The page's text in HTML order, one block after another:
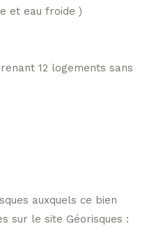
et eau froide )
12 logements sans
auxquels ce bien
sur le site Géorisques :